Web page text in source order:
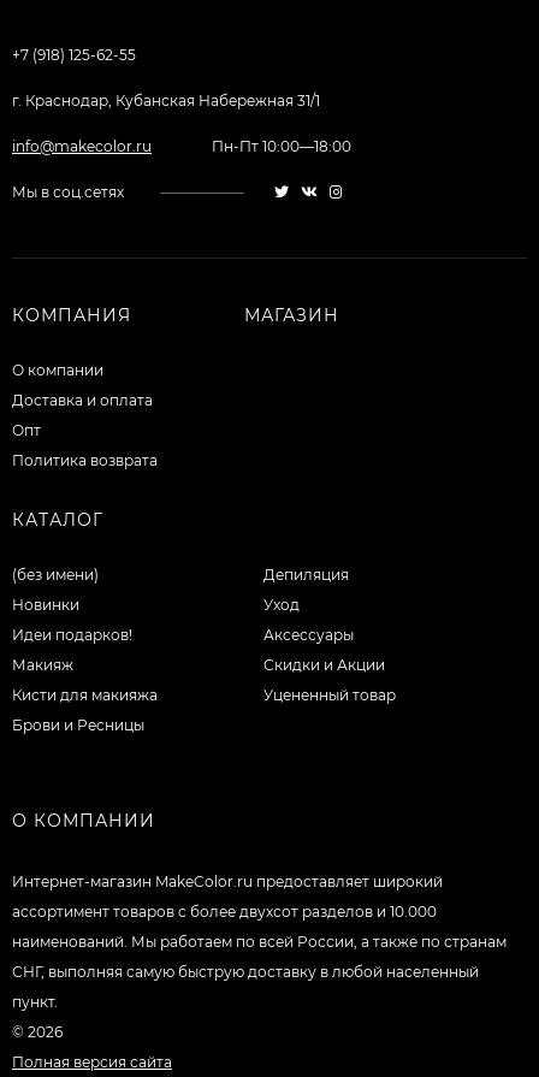
+7 (918) 125-62-55
г. Краснодар, Кубанская Набережная 31/1
info@makecolor.ru Пн-Пт 10:00—18:00
Мы в соц.сетях
КОМПАНИЯ
О компании
Доставка и оплата
Опт
Политика возврата
МАГАЗИН
КАТАЛОГ
(без имени)
Новинки
Идеи подарков!
Макияж
Кисти для макияжа
Брови и Ресницы
Депиляция
Уход
Аксессуары
Скидки и Акции
Уцененный товар
О КОМПАНИИ
Интернет-магазин MakeColor.ru предоставляет широкий
ассортимент товаров c более двухсот разделов и 10.000
наименований. Мы работаем по всей России, а также по странам
СНГ, выполняя самую быструю доставку в любой населенный
пункт.
© 2026
Полная версия сайта